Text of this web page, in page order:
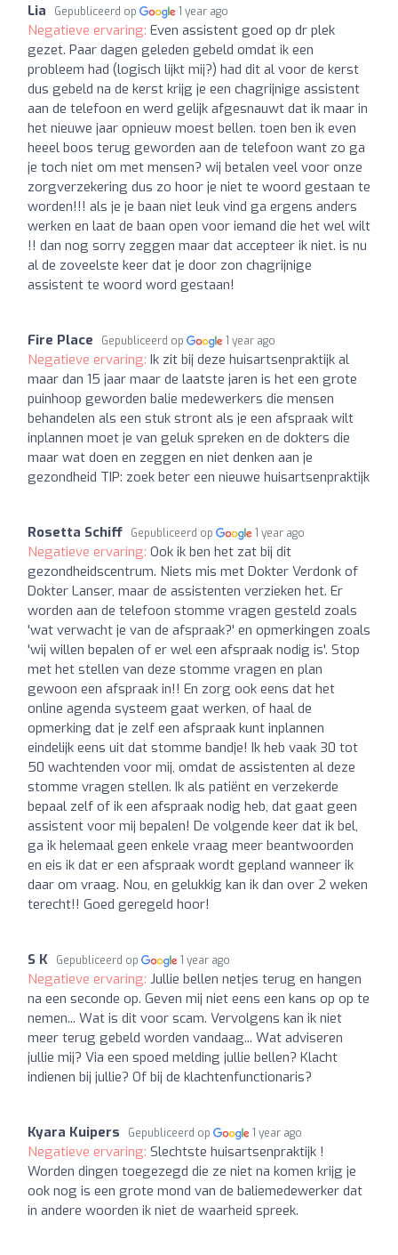
Lia Gepubliceerd op 1 year ago
Negatieve ervaring: Even assistent goed op dr plek
gezet. Paar dagen geleden gebeld omdat ik een
probleem had (logisch lijkt mij?) had dit al voor de kerst
dus gebeld na de kerst krijg je een chagrijnige assistent
aan de telefoon en werd gelijk afgesnauwt dat ik maar in
het nieuwe jaar opnieuw moest bellen. toen ben ik even
heeel boos terug geworden aan de telefoon want zo ga
je toch niet om met mensen? wij betalen veel voor onze
zorgverzekering dus zo hoor je niet te woord gestaan te
worden!!! als je je baan niet leuk vind ga ergens anders
werken en laat de baan open voor iemand die het wel wilt
!! dan nog sorry zeggen maar dat accepteer ik niet. is nu
al de zoveelste keer dat je door zon chagrijnige
assistent te woord word gestaan!
Fire Place Gepubliceerd op 1 year ago
Negatieve ervaring: Ik zit bij deze huisartsenpraktijk al
maar dan 15 jaar maar de laatste jaren is het een grote
puinhoop geworden balie medewerkers die mensen
behandelen als een stuk stront als je een afspraak wilt
inplannen moet je van geluk spreken en de dokters die
maar wat doen en zeggen en niet denken aan je
gezondheid TIP: zoek beter een nieuwe huisartsenpraktijk
Rosetta Schiff Gepubliceerd op 1 year ago
Negatieve ervaring: Ook ik ben het zat bij dit
gezondheidscentrum. Niets mis met Dokter Verdonk of
Dokter Lanser, maar de assistenten verzieken het. Er
worden aan de telefoon stomme vragen gesteld zoals
'wat verwacht je van de afspraak?' en opmerkingen zoals
'wij willen bepalen of er wel een afspraak nodig is'. Stop
met het stellen van deze stomme vragen en plan
gewoon een afspraak in!! En zorg ook eens dat het
online agenda systeem gaat werken, of haal de
opmerking dat je zelf een afspraak kunt inplannen
eindelijk eens uit dat stomme bandje! Ik heb vaak 30 tot
50 wachtenden voor mij, omdat de assistenten al deze
stomme vragen stellen. Ik als patiënt en verzekerde
bepaal zelf of ik een afspraak nodig heb, dat gaat geen
assistent voor mij bepalen! De volgende keer dat ik bel,
ga ik helemaal geen enkele vraag meer beantwoorden
en eis ik dat er een afspraak wordt gepland wanneer ik
daar om vraag. Nou, en gelukkig kan ik dan over 2 weken
terecht!! Goed geregeld hoor!
S K Gepubliceerd op 1 year ago
Negatieve ervaring: Jullie bellen netjes terug en hangen
na een seconde op. Geven mij niet eens een kans op op te
nemen... Wat is dit voor scam. Vervolgens kan ik niet
meer terug gebeld worden vandaag... Wat adviseren
jullie mij? Via een spoed melding jullie bellen? Klacht
indienen bij jullie? Of bij de klachtenfunctionaris?
Kyara Kuipers Gepubliceerd op 1 year ago
Negatieve ervaring: Slechtste huisartsenpraktijk !
Worden dingen toegezegd die ze niet na komen krijg je
ook nog is een grote mond van de baliemedewerker dat
in andere woorden ik niet de waarheid spreek.